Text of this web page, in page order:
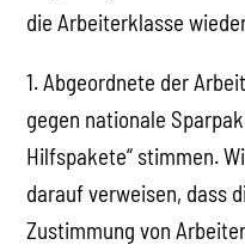
die Arbeiterklasse
1. Abgeordnete der
gegen nationale
Hilfspakete“ stimmen.
darauf verweisen, dass
Zustimmung von